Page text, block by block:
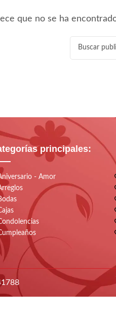
que no se ha
principales:
- Amor